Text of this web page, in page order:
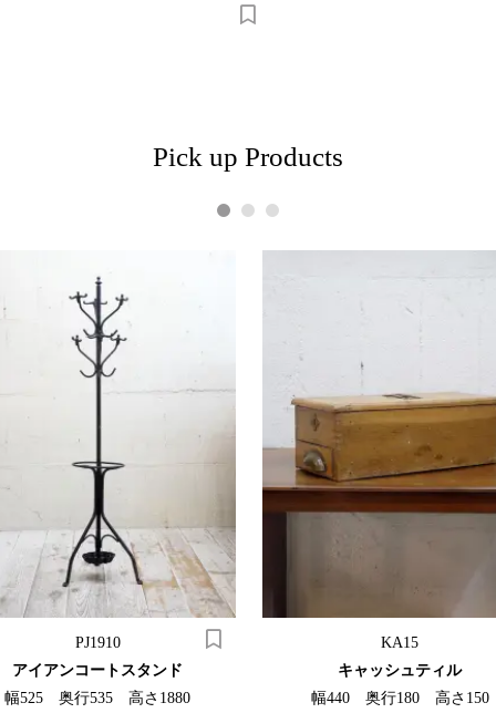
Pick up Products
PJ1910
アイアンコートスタンド
幅525 奥行535 高さ1880
KA15
キャッシュティル
幅440 奥行180 高さ150
1 2 3